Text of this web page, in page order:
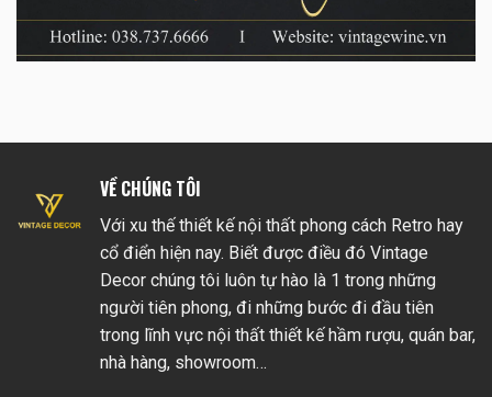
VỀ CHÚNG TÔI
Với xu thế thiết kế nội thất phong cách Retro hay
cổ điển hiện nay. Biết được điều đó Vintage
Decor chúng tôi luôn tự hào là 1 trong những
người tiên phong, đi những bước đi đầu tiên
trong lĩnh vực nội thất thiết kế hầm rượu, quán bar,
nhà hàng, showroom…